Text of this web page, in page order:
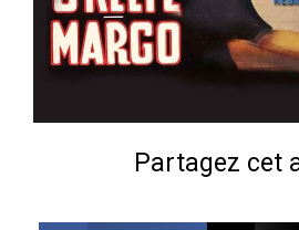
Partagez cet